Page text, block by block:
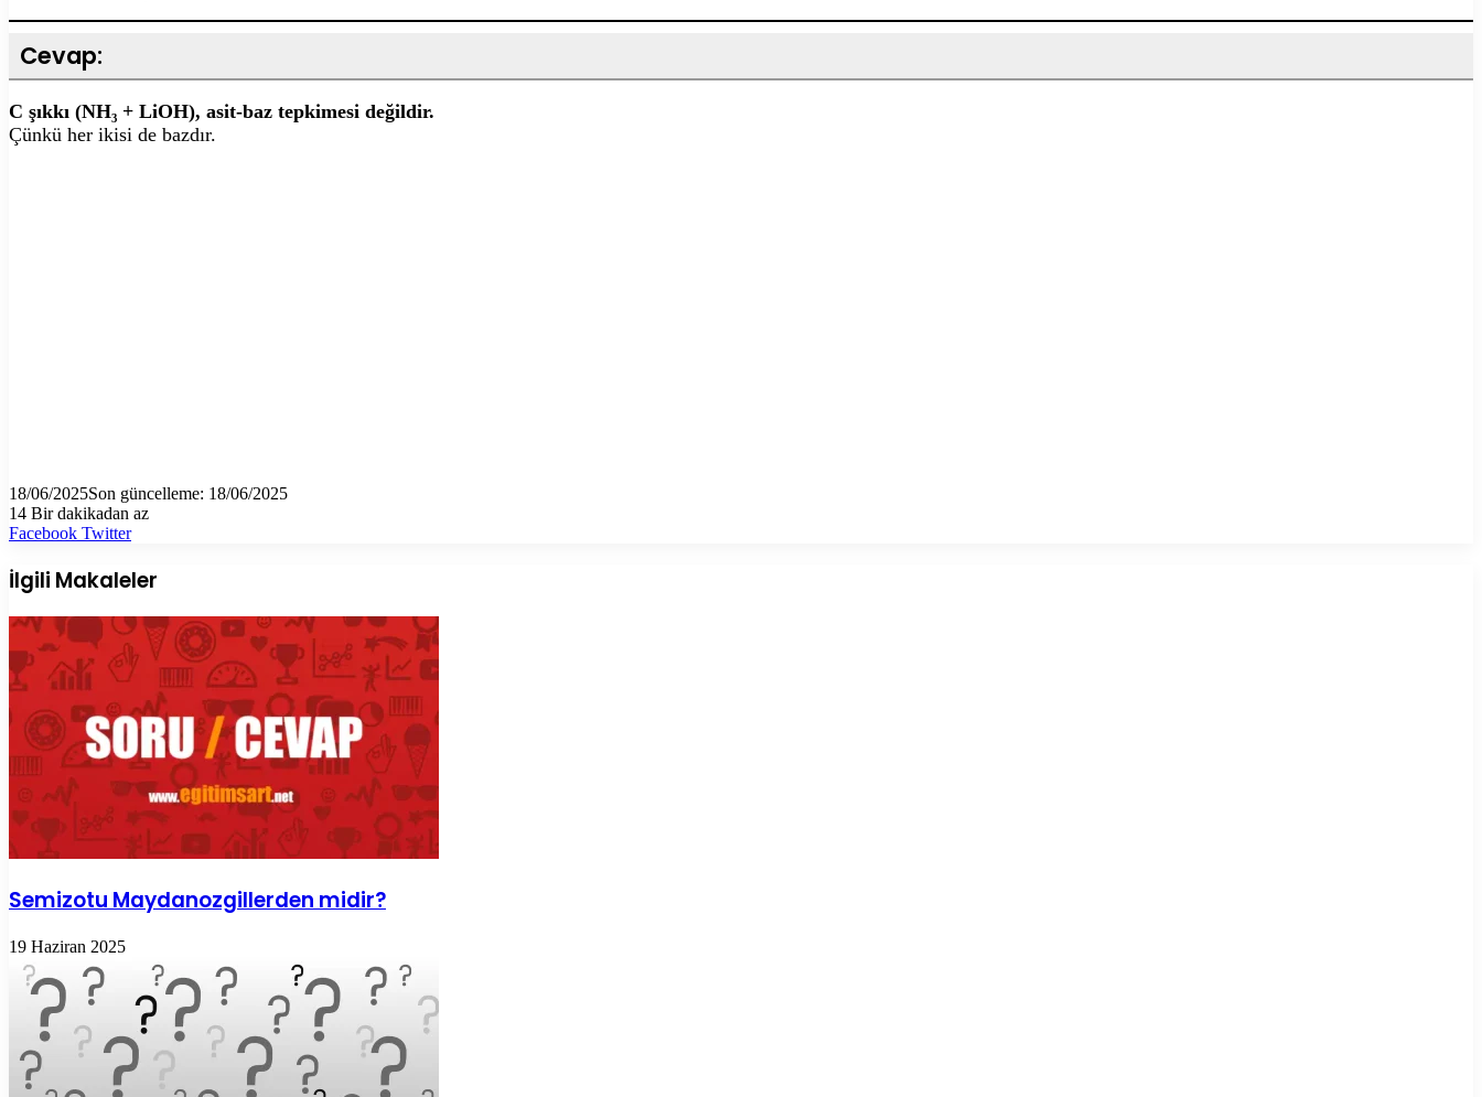
Cevap:
C şıkkı (NH₃ + LiOH), asit-baz tepkimesi değildir.
Çünkü her ikisi de bazdır.
18/06/2025Son güncelleme: 18/06/2025
14 Bir dakikadan az
Facebook TwitterLinkedIn
Tumblr
Pinterest
Reddit
VKontakte
E-
ile
paylaş
Yazdır
İlgili Makaleler
Semizotu Maydanozgillerden midir?
19 Haziran 2025